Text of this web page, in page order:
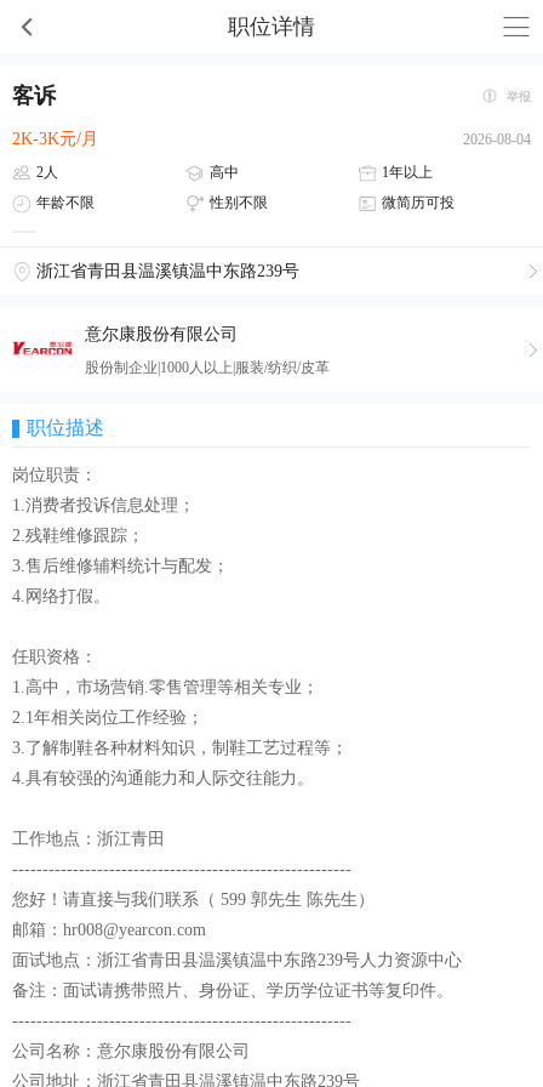
职位详情
客诉 举报
2K-3K元/月
2026-08-04
2人
高中
1年以上
年龄不限
性别不限 微简历可投
浙江省青田县温溪镇温中东路239号
意尔康股份有限公司
股份制企业|1000人以上|服装/纺织/皮革
职位描述
岗位职责：
1.消费者投诉信息处理；
2.残鞋维修跟踪；
3.售后维修辅料统计与配发；
4.网络打假。
任职资格：
1.高中，市场营销.零售管理等相关专业；
2.1年相关岗位工作经验；
3.了解制鞋各种材料知识，制鞋工艺过程等；
4.具有较强的沟通能力和人际交往能力。
工作地点：浙江青田
--------------------------------------------------------
您好！请直接与我们联系（ 599 郭先生 陈先生）
邮箱：hr008@yearcon.com
面试地点：浙江省青田县温溪镇温中东路239号人力资源中心
备注：面试请携带照片、身份证、学历学位证书等复印件。
--------------------------------------------------------
公司名称：意尔康股份有限公司
公司地址：浙江省青田县温溪镇温中东路239号